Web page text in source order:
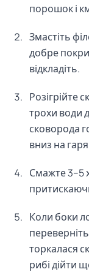
порошок і
Змастіть
добре
відкладіть.
Розігрійте
трохи води
сковорода
вниз на
Смажте 3–5
Коли боки
торкалася
рибі дійти